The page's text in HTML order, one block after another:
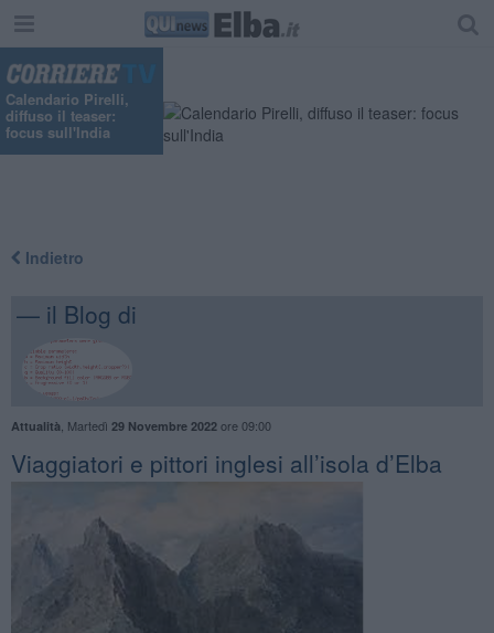
Calendario Pirelli,
diffuso il teaser:
focus sull'India
Indietro
— il Blog di
Attualità Martedì 29 Novembre 2022ore 09:00
​Viaggiatori e pittori inglesi all’isola d’Elba